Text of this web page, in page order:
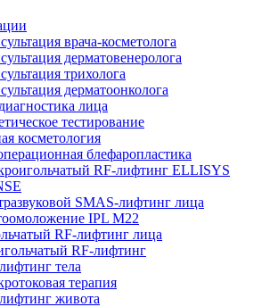
врача-косметолога
дерматовенеролога
трихолога
дерматоонколога
лица
тестирование
косметология
блефаропластика
RF-лифтинг ELLISYS
SMAS-лифтинг лица
IPL M22
RF-лифтинг лица
RF-лифтинг
тела
терапия
живота